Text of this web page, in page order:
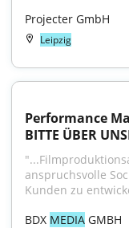
Projecter GmbH
Leipzig
Performance
BITTE ÜBER
anspruchsvolle
Kunden zu
BDX MEDIA GMBH